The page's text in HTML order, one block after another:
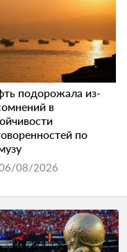
подорожала из-
в
по
08/2026